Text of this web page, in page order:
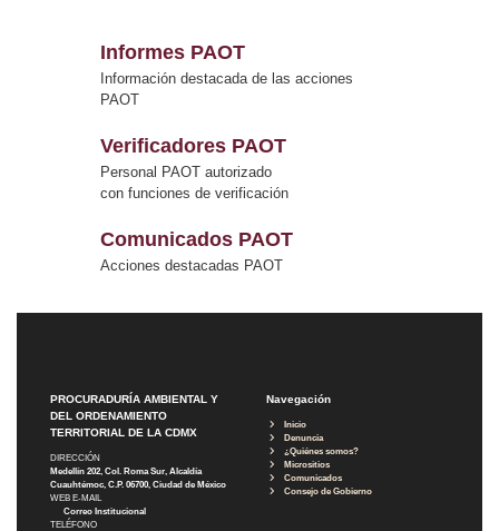
Informes PAOT
Información destacada de las acciones
PAOT
Verificadores PAOT
Personal PAOT autorizado
con funciones de verificación
Comunicados PAOT
Acciones destacadas PAOT
PROCURADURÍA AMBIENTAL Y
DEL ORDENAMIENTO
TERRITORIAL DE LA CDMX
DIRECCIÓN
Medellín 202, Col. Roma Sur, Alcaldía
Cuauhtémoc, C.P. 06700, Ciudad de México
WEB E-MAIL
Correo Institucional
TELÉFONO
Navegación
Inicio
Denuncia
¿Quiénes somos?
Micrositios
Comunicados
Consejo de Gobierno